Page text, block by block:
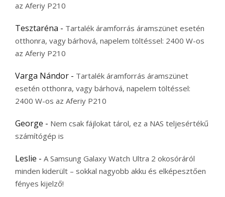
az Aferiy P210
Tesztaréna - Tartalék áramforrás áramszünet esetén
otthonra, vagy bárhová, napelem töltéssel: 2400 W-os
az Aferiy P210
Varga Nándor - Tartalék áramforrás áramszünet
esetén otthonra, vagy bárhová, napelem töltéssel:
2400 W-os az Aferiy P210
George - Nem csak fájlokat tárol, ez a NAS teljesértékű
számítógép is
Leslie - A Samsung Galaxy Watch Ultra 2 okosóráról
minden kiderült – sokkal nagyobb akku és elképesztően
fényes kijelző!